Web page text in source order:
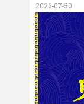
2026-07-30